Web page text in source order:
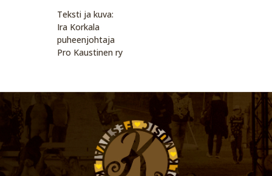
Teksti ja kuva:
Ira Korkala
puheenjohtaja
Pro Kaustinen ry